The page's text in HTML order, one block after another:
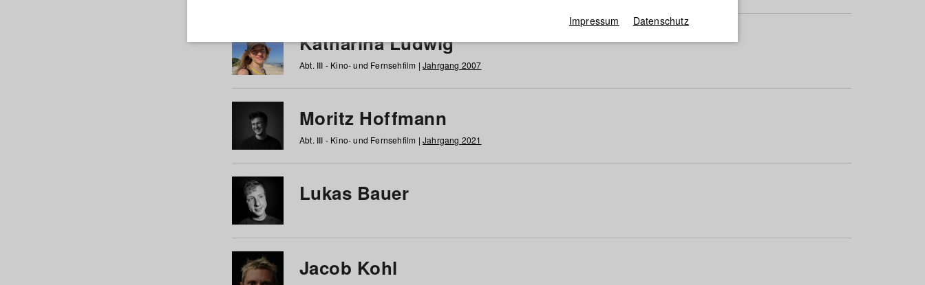
Katharina Ludwig
Abt. III - Kino- und Fernsehfilm | Jahrgang 2007
Moritz Hoffmann
Abt. III - Kino- und Fernsehfilm | Jahrgang 2021
Lukas Bauer
Jacob Kohl
Impressum Datenschutz